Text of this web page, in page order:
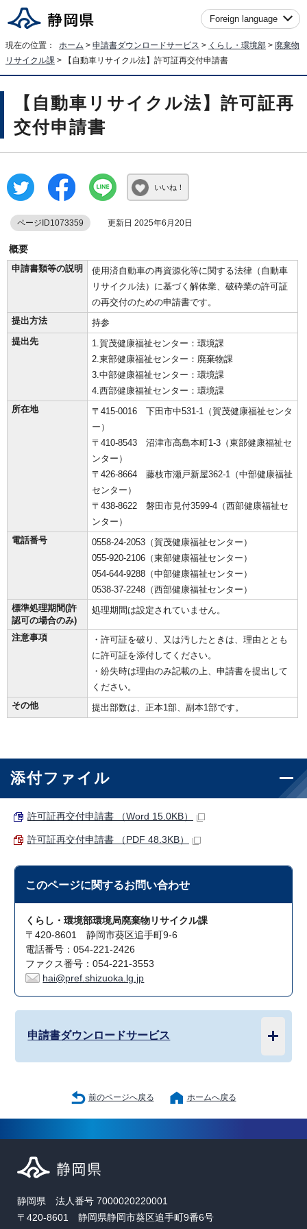
Foreign language
現在の位置： ホーム > 申請書ダウンロードサービス > くらし・環境部 > 廃棄物
リサイクル課 > 【自動車リサイクル法】許可証再交付申請書
【自動車リサイクル法】許可証再
交付申請書
いいね！
ページID1073359 更新日 2025年6月20日
概要
申請書類等の説明
使用済自動車の再資源化等に関する法律（自動車
リサイクル法）に基づく解体業、破砕業の許可証
の再交付のための申請書です。
提出方法
持参
提出先
1.賀茂健康福祉センター：環境課
2.東部健康福祉センター：廃棄物課
3.中部健康福祉センター：環境課
4.西部健康福祉センター：環境課
所在地
〒415-0016 下田市中531-1（賀茂健康福祉センタ
ー）
〒410-8543 沼津市高島本町1-3（東部健康福祉セ
ンター）
〒426-8664 藤枝市瀬戸新屋362-1（中部健康福祉
センター）
〒438-8622 磐田市見付3599-4（西部健康福祉セ
ンター）
電話番号
0558-24-2053（賀茂健康福祉センター）
055-920-2106（東部健康福祉センター）
054-644-9288（中部健康福祉センター）
0538-37-2248（西部健康福祉センター）
標準処理期間(許
認可の場合のみ)
処理期間は設定されていません。
注意事項
・許可証を破り、又は汚したときは、理由ととも
に許可証を添付してください。
・紛失時は理由のみ記載の上、申請書を提出して
ください。
その他
提出部数は、正本1部、副本1部です。
添付ファイル
許可証再交付申請書 （Word 15.0KB）
許可証再交付申請書 （PDF 48.3KB）
このページに関するお問い合わせ
くらし・環境部環境局廃棄物リサイクル課
〒420-8601 静岡市葵区追手町9-6
電話番号：054-221-2426
ファクス番号：054-221-3553
hai@pref.shizuoka.lg.jp
申請書ダウンロードサービス
前のページへ戻る ホームへ戻る
静岡県 法人番号 7000020220001
〒420-8601 静岡県静岡市葵区追手町9番6号